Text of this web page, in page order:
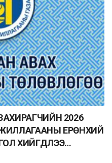
2026
ЕРӨНХИЙ
ХИЙГДЛЭЭ…